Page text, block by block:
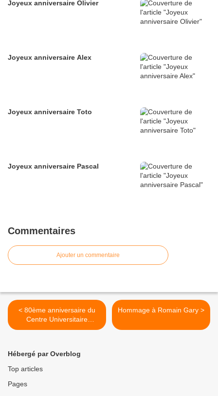
Joyeux anniversaire Olivier
Joyeux anniversaire Alex
Joyeux anniversaire Toto
Joyeux anniversaire Pascal
Commentaires
Ajouter un commentaire
< 80ème anniversaire du
Centre Universitaire
Méditerranéen
Hommage à Romain Gary >
Hébergé par Overblog
Top articles
Pages